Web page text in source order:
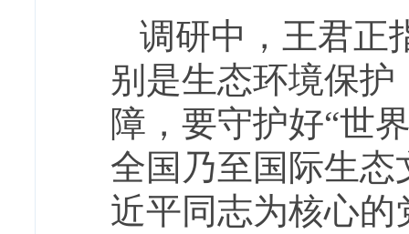
调研中，王君正
别是生态环境保
障，要守护好“世
全国乃至国际生态
近平同志为核心